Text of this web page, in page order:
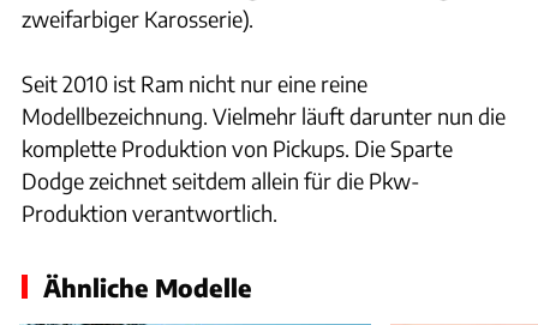
zweifarbiger Karosserie).
Seit 2010 ist Ram nicht nur eine reine
Modellbezeichnung. Vielmehr läuft darunter nun die
komplette Produktion von Pickups. Die Sparte
Dodge zeichnet seitdem allein für die Pkw-
Produktion verantwortlich.
Ähnliche Modelle